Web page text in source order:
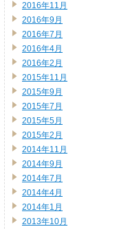
2016年11月
2016年9月
2016年7月
2016年4月
2016年2月
2015年11月
2015年9月
2015年7月
2015年5月
2015年2月
2014年11月
2014年9月
2014年7月
2014年4月
2014年1月
2013年10月